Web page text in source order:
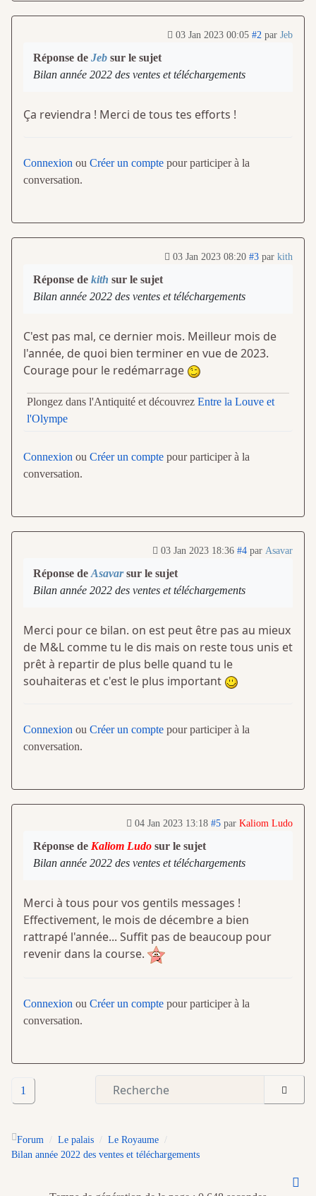
03 Jan 2023 00:05 #2 par Jeb
Réponse de Jeb sur le sujet
Bilan année 2022 des ventes et téléchargements
Ça reviendra ! Merci de tous tes efforts !
Connexion ou Créer un compte pour participer à la
conversation.
03 Jan 2023 08:20 #3 par kith
Réponse de kith sur le sujet
Bilan année 2022 des ventes et téléchargements
C'est pas mal, ce dernier mois. Meilleur mois de
l'année, de quoi bien terminer en vue de 2023.
Courage pour le redémarrage
Plongez dans l'Antiquité et découvrez Entre la Louve et
l'Olympe
Connexion ou Créer un compte pour participer à la
conversation.
03 Jan 2023 18:36 #4 par Asavar
Réponse de Asavarsur le sujet
Bilan année 2022 des ventes et téléchargements
Merci pour ce bilan. on est peut être pas au mieux
de M&L comme tu le dis mais on reste tous unis et
prêt à repartir de plus belle quand tu le
souhaiteras et c'est le plus important
Connexion ou Créer un compte pour participer à la
conversation.
04 Jan 2023 13:18 #5 par Kaliom Ludo
Réponse de Kaliom Ludo sur le sujet
Bilan année 2022 des ventes et téléchargements
Merci à tous pour vos gentils messages !
Effectivement, le mois de décembre a bien
rattrapé l'année... Suffit pas de beaucoup pour
revenir dans la course.
Connexion ou Créer un compte pour participer à la
conversation.
1
Forum Le palais
Le Royaume
Bilan année 2022 des ventes et téléchargements